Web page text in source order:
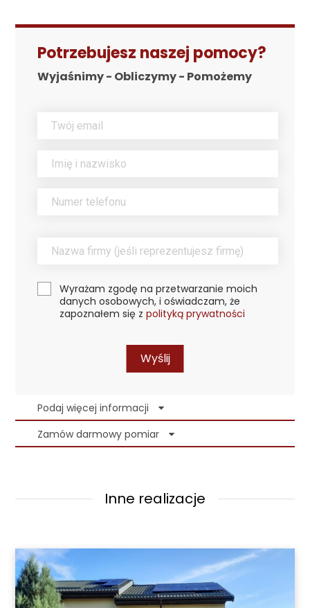
Potrzebujesz naszej pomocy?
Wyjaśnimy - Obliczymy - Pomożemy
Wyrażam zgodę na przetwarzanie moich
danych osobowych, i oświadczam, że
zapoznałem się z polityką prywatności
Wyślij
Podaj więcej informacji
Zamów darmowy pomiar
Inne realizacje